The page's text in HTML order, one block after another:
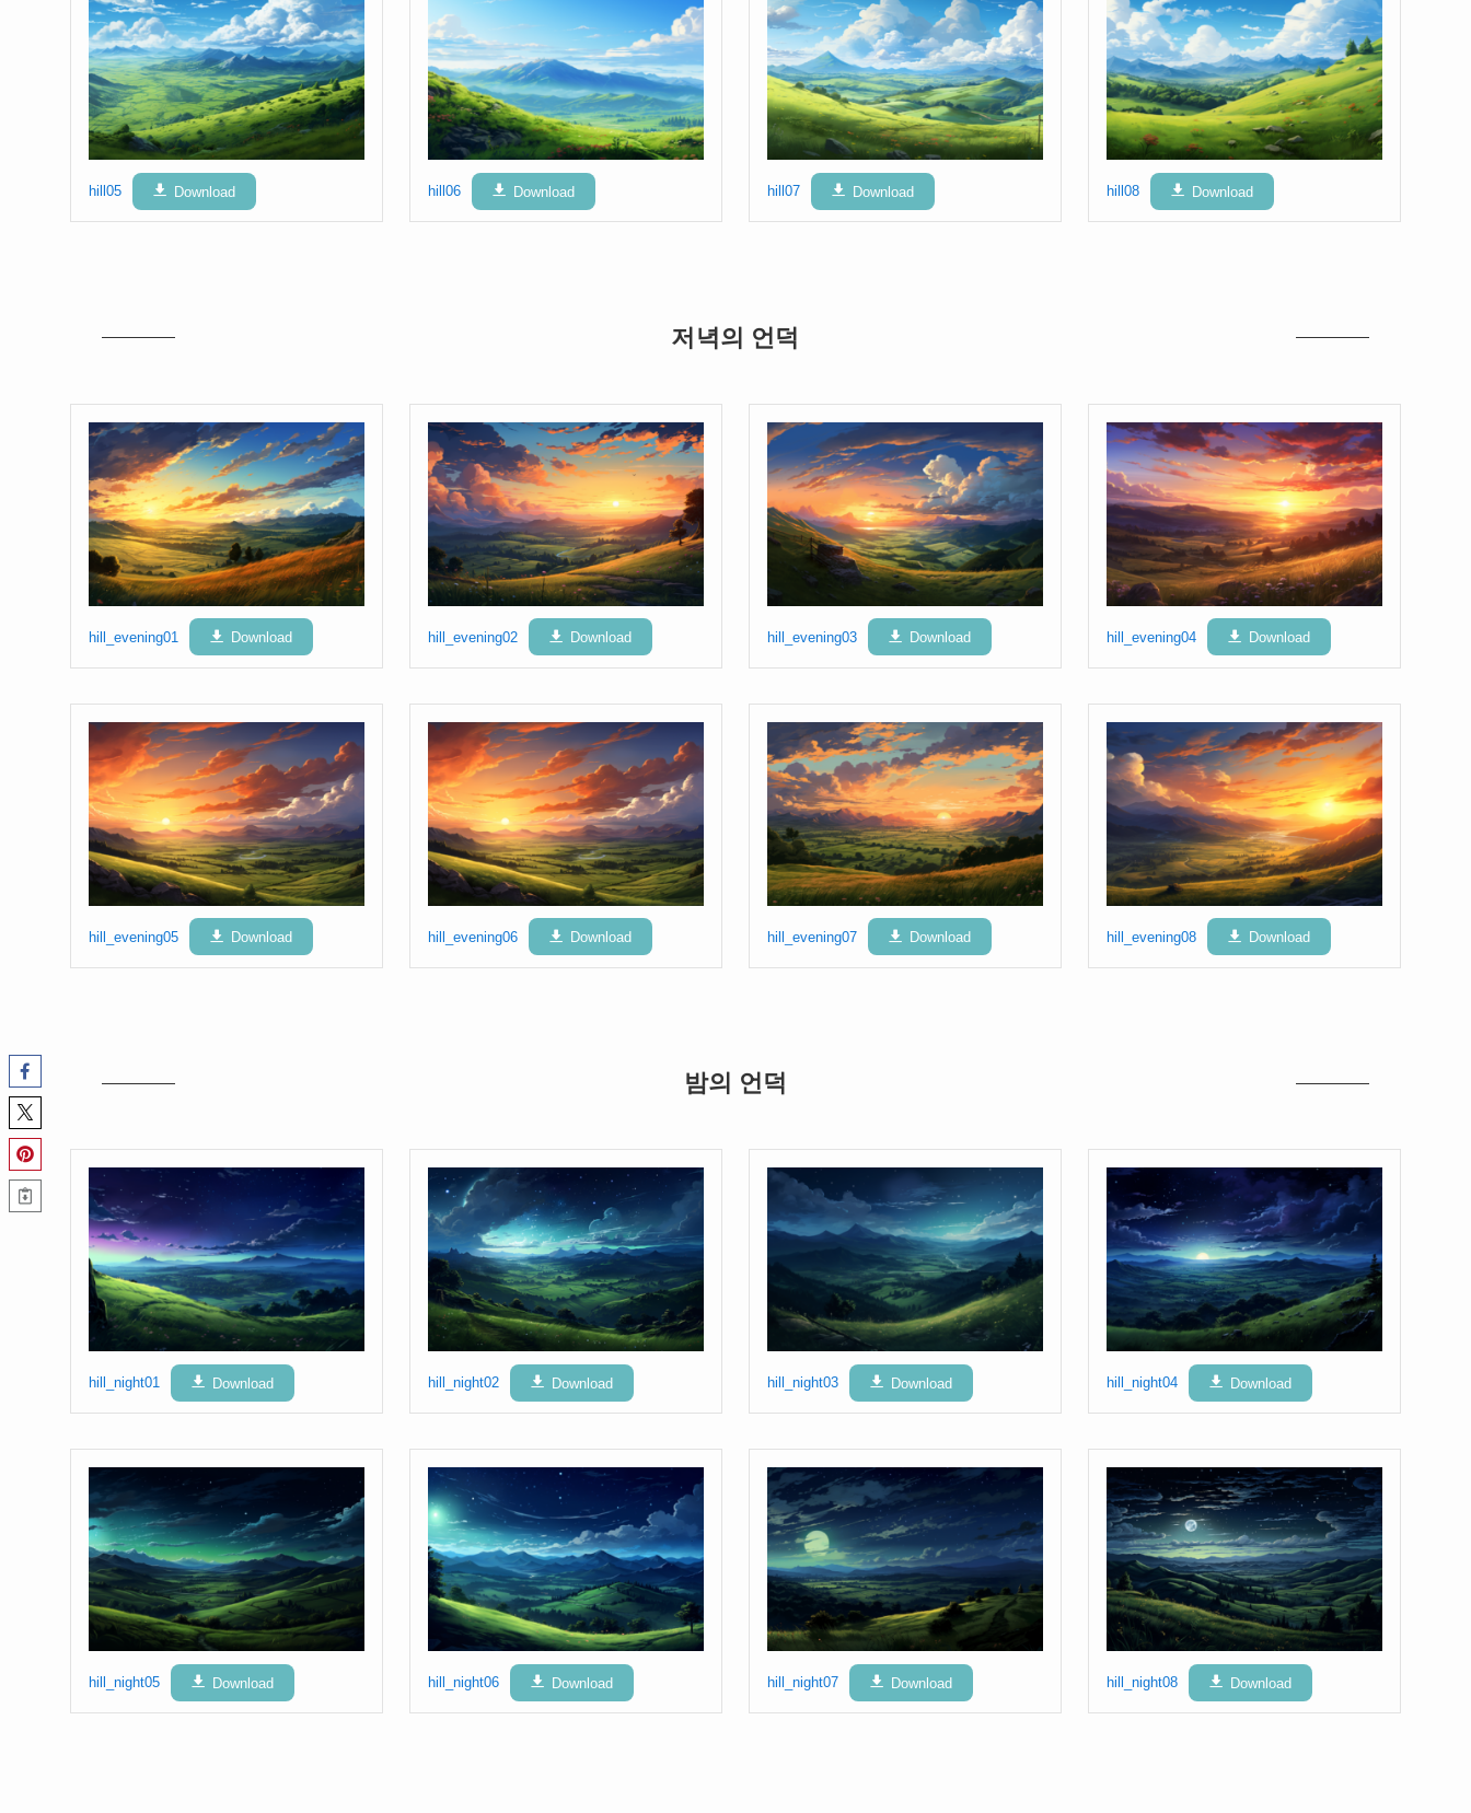
hill05 Download hill06 Download hill07 Download hill08 Download
저녁의 언덕
hill_evening01 Download hill_evening02 Download hill_evening03 Download hill_evening04 Download
hill_evening05 Download hill_evening06 Download hill_evening07 Download hill_evening08 Download
밤의 언덕
hill_night01 Download hill_night02 Download hill_night03 Download hill_night04 Download
hill_night05 Download hill_night06 Download hill_night07 Download hill_night08 Download